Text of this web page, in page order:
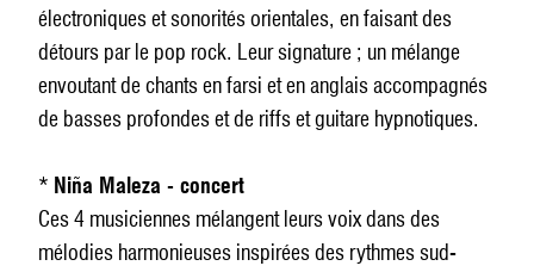
électroniques et sonorités orientales, en faisant des
détours par le pop rock. Leur signature ; un mélange
envoutant de chants en farsi et en anglais accompagnés
de basses profondes et de riffs et guitare hypnotiques.
* Niña Maleza - concert
Ces 4 musiciennes mélangent leurs voix dans des
mélodies harmonieuses inspirées des rythmes sud-